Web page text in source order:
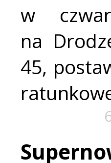
w
na
45,